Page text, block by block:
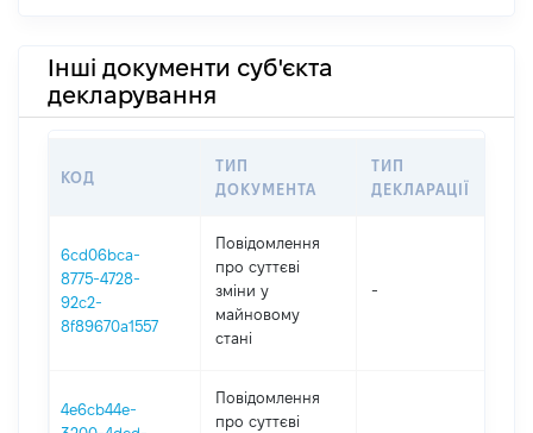
Інші документи суб'єкта
декларування
КОД
ТИП
ДОКУМЕНТА
ТИП
ДЕКЛАРАЦІЇ
6cd06bca-
8775-4728-
92c2-
8f89670a1557
Повідомлення
про суттєві
зміни y
майновому
стані
-
4e6cb44e-
Повідомлення
про суттєві